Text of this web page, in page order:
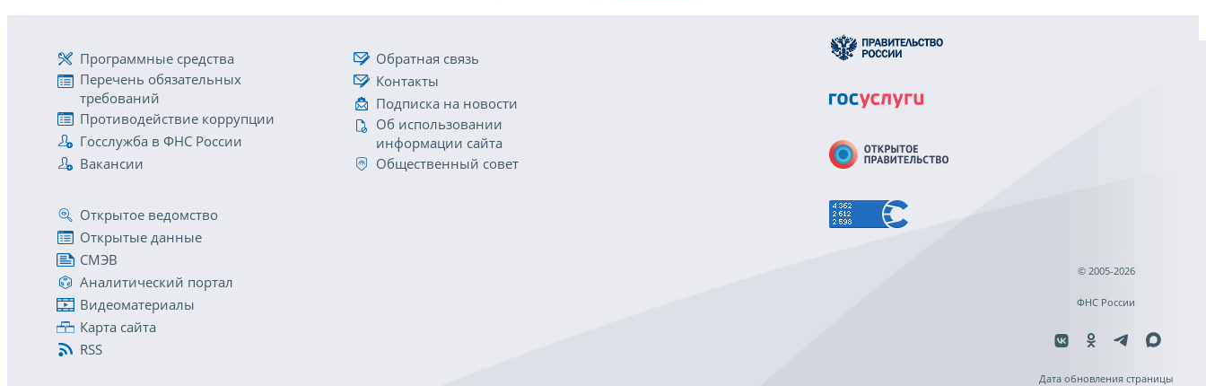
Программные средства
Перечень обязательных
требований
Противодействие коррупции
Госслужба в ФНС России
Вакансии
Обратная связь
Контакты
Подписка на новости
Об использовании
информации сайта
Общественный совет
Открытое ведомство
Открытые данные
СМЭВ
Аналитический портал
Видеоматериалы
Карта сайта
RSS
© 2005-2026
ФНС России
Дата обновления страницы